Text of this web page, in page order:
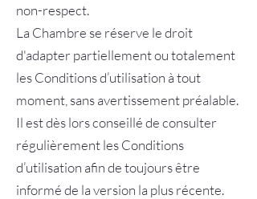
non-respect.
La Chambre se réserve le droit
d'adapter partiellement ou totalement
les Conditions d’utilisation à tout
moment, sans avertissement préalable.
Il est dès lors conseillé de consulter
régulièrement les Conditions
d’utilisation afin de toujours être
informé de la version la plus récente.